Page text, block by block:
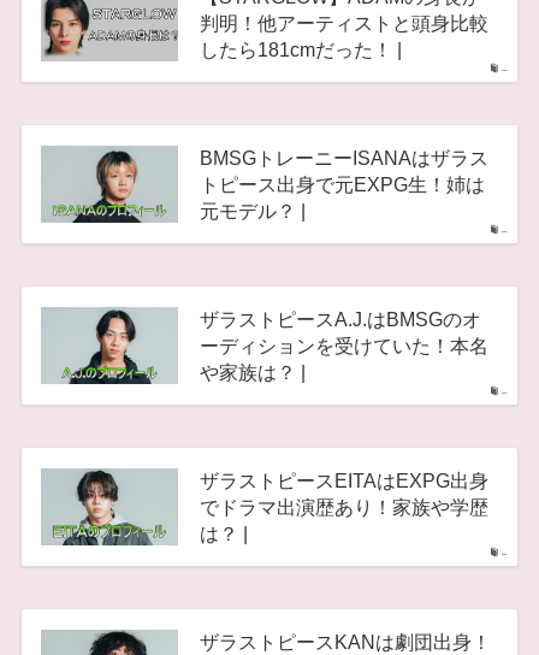
–
判明！他アーティストと頭身比較
したら181cmだった！ |
–
BMSGトレーニーISANAはザラス
トピース出身で元EXPG生！姉は
元モデル？ |
–
ザラストピースA.J.はBMSGのオ
ーディションを受けていた！本名
や家族は？ |
–
ザラストピースEITAはEXPG出身
でドラマ出演歴あり！家族や学歴
は？ |
ザラストピースKANは劇団出身！